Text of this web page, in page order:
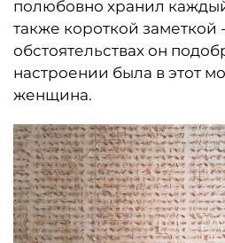
полюбовно хранил
также короткой заметкой
обстоятельствах он
настроении была в этот
женщина.